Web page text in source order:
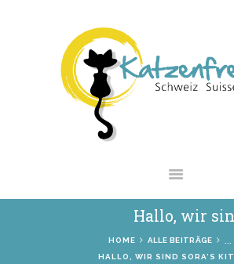
Hallo, wir
HOME ALLE BEITRÄGE
HALLO, WIR SIND SORA’S
NEWS
VERMITTLUNG
INTERESSANTES
SHOP